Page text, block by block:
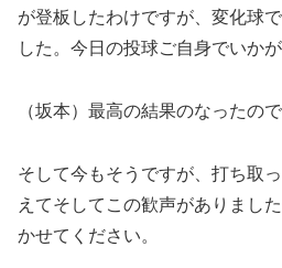
が登板したわけですが、変化球
した。今日の投球ご自身でいか
（坂本）最高の結果のなったの
そして今もそうですが、打ち取
えてそしてこの歓声がありまし
かせてください。